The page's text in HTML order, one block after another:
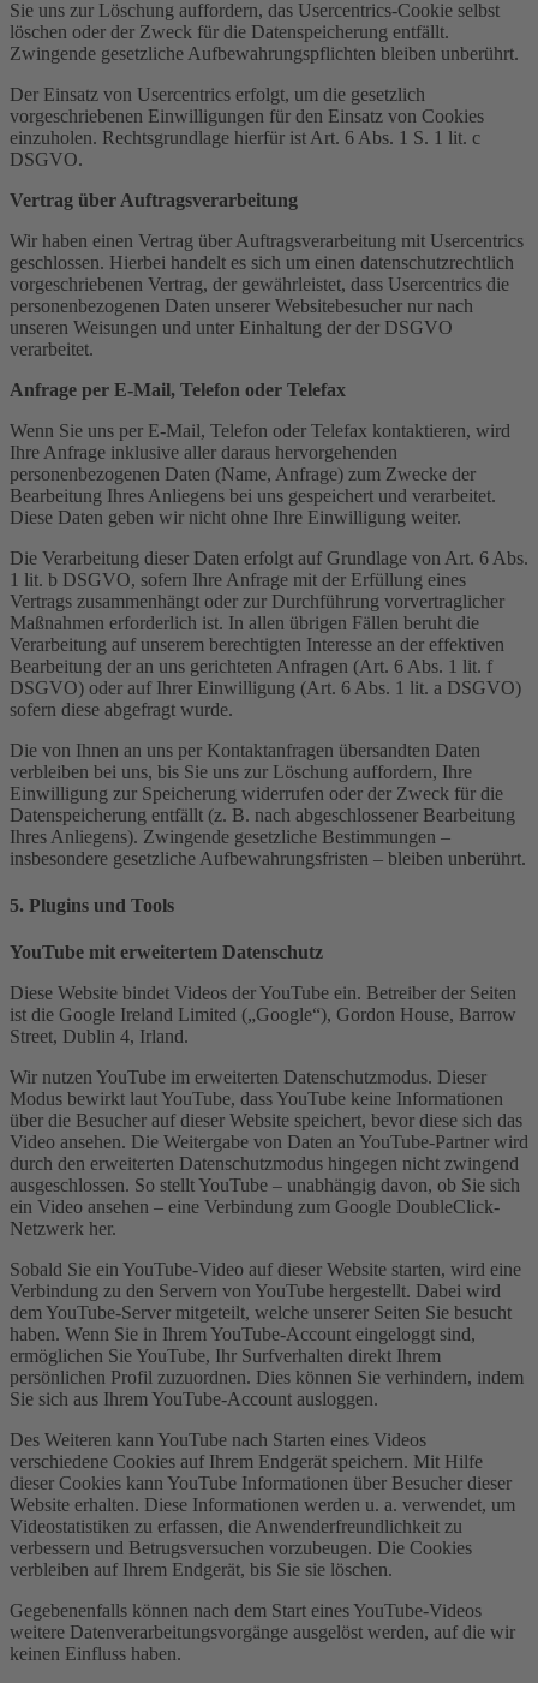
Sie uns zur Löschung auffordern, das Usercentrics-Cookie selbst
löschen oder der Zweck für die Datenspeicherung entfällt.
Zwingende gesetzliche Aufbewahrungspflichten bleiben unberührt.
Der Einsatz von Usercentrics erfolgt, um die gesetzlich
vorgeschriebenen Einwilligungen für den Einsatz von Cookies
einzuholen. Rechtsgrundlage hierfür ist Art. 6 Abs. 1 S. 1 lit. c
DSGVO.
Vertrag über Auftragsverarbeitung
Wir haben einen Vertrag über Auftragsverarbeitung mit Usercentrics
geschlossen. Hierbei handelt es sich um einen datenschutzrechtlich
vorgeschriebenen Vertrag, der gewährleistet, dass Usercentrics die
personenbezogenen Daten unserer Websitebesucher nur nach
unseren Weisungen und unter Einhaltung der der DSGVO
verarbeitet.
Anfrage per E-Mail, Telefon oder Telefax
Wenn Sie uns per E-Mail, Telefon oder Telefax kontaktieren, wird
Ihre Anfrage inklusive aller daraus hervorgehenden
personenbezogenen Daten (Name, Anfrage) zum Zwecke der
Bearbeitung Ihres Anliegens bei uns gespeichert und verarbeitet.
Diese Daten geben wir nicht ohne Ihre Einwilligung weiter.
Die Verarbeitung dieser Daten erfolgt auf Grundlage von Art. 6 Abs.
1 lit. b DSGVO, sofern Ihre Anfrage mit der Erfüllung eines
Vertrags zusammenhängt oder zur Durchführung vorvertraglicher
Maßnahmen erforderlich ist. In allen übrigen Fällen beruht die
Verarbeitung auf unserem berechtigten Interesse an der effektiven
Bearbeitung der an uns gerichteten Anfragen (Art. 6 Abs. 1 lit. f
DSGVO) oder auf Ihrer Einwilligung (Art. 6 Abs. 1 lit. a DSGVO)
sofern diese abgefragt wurde.
Die von Ihnen an uns per Kontaktanfragen übersandten Daten
verbleiben bei uns, bis Sie uns zur Löschung auffordern, Ihre
Einwilligung zur Speicherung widerrufen oder der Zweck für die
Datenspeicherung entfällt (z. B. nach abgeschlossener Bearbeitung
Ihres Anliegens). Zwingende gesetzliche Bestimmungen –
insbesondere gesetzliche Aufbewahrungsfristen – bleiben unberührt.
5. Plugins und Tools
YouTube mit erweitertem Datenschutz
Diese Website bindet Videos der YouTube ein. Betreiber der Seiten
ist die Google Ireland Limited („Google“), Gordon House, Barrow
Street, Dublin 4, Irland.
Wir nutzen YouTube im erweiterten Datenschutzmodus. Dieser
Modus bewirkt laut YouTube, dass YouTube keine Informationen
über die Besucher auf dieser Website speichert, bevor diese sich das
Video ansehen. Die Weitergabe von Daten an YouTube-Partner wird
durch den erweiterten Datenschutzmodus hingegen nicht zwingend
ausgeschlossen. So stellt YouTube – unabhängig davon, ob Sie sich
ein Video ansehen – eine Verbindung zum Google DoubleClick-
Netzwerk her.
Sobald Sie ein YouTube-Video auf dieser Website starten, wird eine
Verbindung zu den Servern von YouTube hergestellt. Dabei wird
dem YouTube-Server mitgeteilt, welche unserer Seiten Sie besucht
haben. Wenn Sie in Ihrem YouTube-Account eingeloggt sind,
ermöglichen Sie YouTube, Ihr Surfverhalten direkt Ihrem
persönlichen Profil zuzuordnen. Dies können Sie verhindern, indem
Sie sich aus Ihrem YouTube-Account ausloggen.
Des Weiteren kann YouTube nach Starten eines Videos
verschiedene Cookies auf Ihrem Endgerät speichern. Mit Hilfe
dieser Cookies kann YouTube Informationen über Besucher dieser
Website erhalten. Diese Informationen werden u. a. verwendet, um
Videostatistiken zu erfassen, die Anwenderfreundlichkeit zu
verbessern und Betrugsversuchen vorzubeugen. Die Cookies
verbleiben auf Ihrem Endgerät, bis Sie sie löschen.
Gegebenenfalls können nach dem Start eines YouTube-Videos
weitere Datenverarbeitungsvorgänge ausgelöst werden, auf die wir
keinen Einfluss haben.